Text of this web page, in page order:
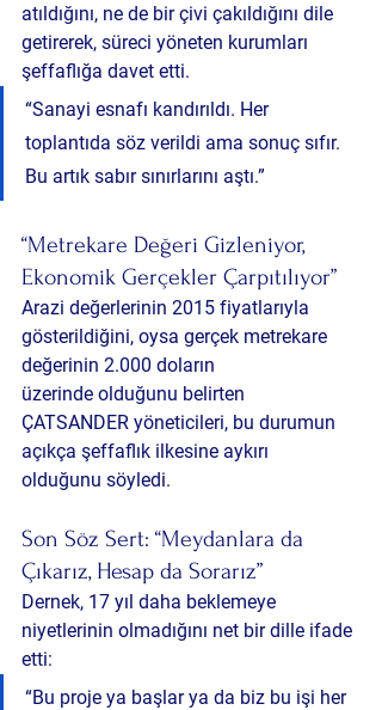
atıldığını, ne de bir çivi çakıldığını dile
getirerek, süreci yöneten kurumları
şeffaflığa davet etti.
“Sanayi esnafı kandırıldı. Her
toplantıda söz verildi ama sonuç sıfır.
Bu artık sabır sınırlarını aştı.”
“Metrekare Değeri Gizleniyor,
Ekonomik Gerçekler Çarpıtılıyor”
Arazi değerlerinin 2015 fiyatlarıyla
gösterildiğini, oysa gerçek metrekare
değerinin 2.000 doların
üzerinde olduğunu belirten
ÇATSANDER yöneticileri, bu durumun
açıkça şeffaflık ilkesine aykırı
olduğunu söyledi.
Son Söz Sert: “Meydanlara da
Çıkarız, Hesap da Sorarız”
Dernek, 17 yıl daha beklemeye
niyetlerinin olmadığını net bir dille ifade
etti:
“Bu proje ya başlar ya da biz bu işi her